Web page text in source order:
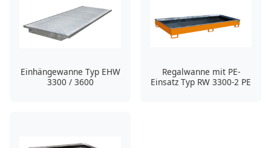
Einhängewanne Typ EHW
3300 / 3600
Regalwanne mit PE-
Einsatz Typ RW 3300-2 PE